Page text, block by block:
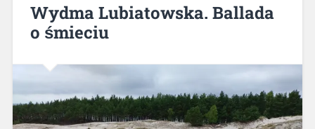
Wydma Lubiatowska. Ballada
o śmieciu